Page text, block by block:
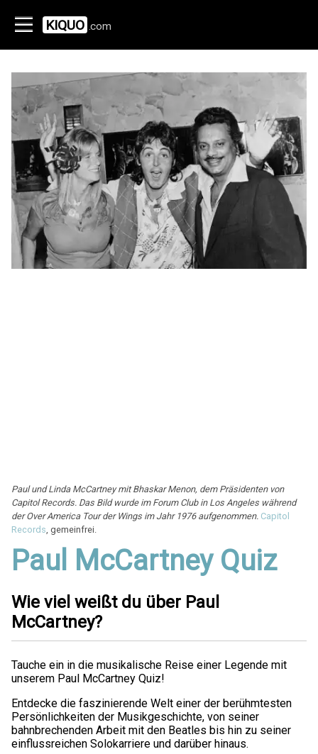
KIQUO .com
Paul und Linda McCartney mit Bhaskar Menon, dem Präsidenten von
Capitol Records. Das Bild wurde im Forum Club in Los Angeles während
der Over America Tour der Wings im Jahr 1976 aufgenommen. Capitol
Records, gemeinfrei.
Paul McCartney Quiz
Wie viel weißt du über Paul
McCartney?
Tauche ein in die musikalische Reise einer Legende mit
unserem Paul McCartney Quiz!
Entdecke die faszinierende Welt einer der berühmtesten
Persönlichkeiten der Musikgeschichte, von seiner
bahnbrechenden Arbeit mit den Beatles bis hin zu seiner
einflussreichen Solokarriere und darüber hinaus.